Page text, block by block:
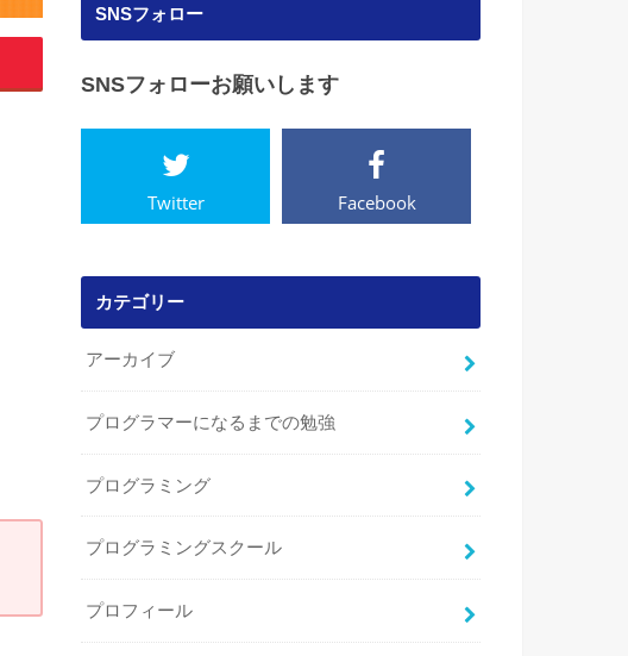
SNSフォロー
SNSフォローお願いします
Twitter Facebook
カテゴリー
アーカイブ
プログラマーになるまでの勉強
プログラミング
プログラミングスクール
プロフィール